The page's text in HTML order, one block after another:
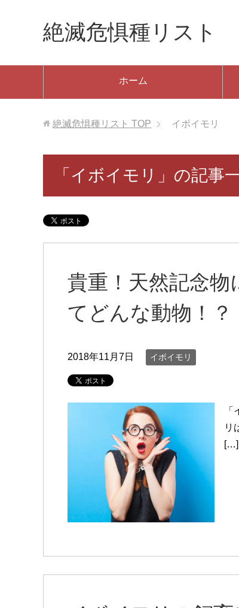
絶滅危惧種リスト
ホーム
絶滅危惧種リスト TOP イボイモリ
「イボイモリ」の記事
貴重！天然記念
てどんな動物！？
2018年11月7日 イボイモリ
リ
[…]